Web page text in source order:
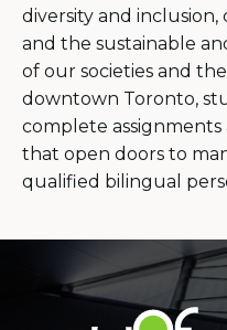
diversity and
and the sustainable
of our societies and
downtown Toronto,
complete
that open doors to
qualified bilingual
informations